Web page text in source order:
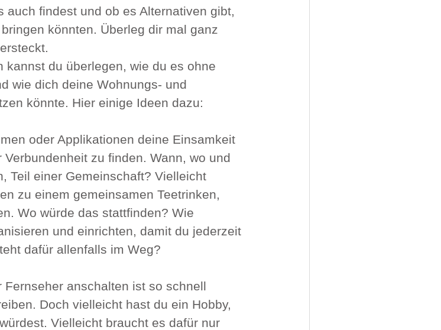
auch findest und ob es Alternativen gibt,
könnten. Überleg dir mal ganz
kannst du überlegen, wie du es ohne
wie dich deine Wohnungs- und
könnte. Hier einige Ideen dazu:
oder Applikationen deine Einsamkeit
zu finden. Wann, wo und
Teil einer Gemeinschaft? Vielleicht
zu einem gemeinsamen Teetrinken,
Wo würde das stattfinden? Wie
und einrichten, damit du jederzeit
dafür allenfalls im Weg?
anschalten ist so schnell
Doch vielleicht hast du ein Hobby,
Vielleicht braucht es dafür nur